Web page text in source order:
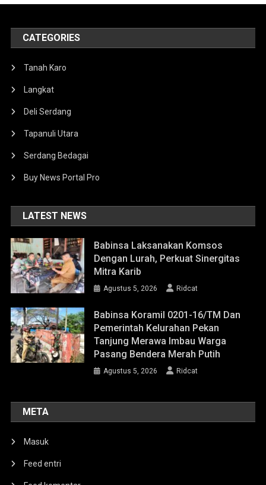
CATEGORIES
Tanah Karo
Langkat
Deli Serdang
Tapanuli Utara
Serdang Bedagai
Buy News Portal Pro
LATEST NEWS
Babinsa Laksanakan Komsos
Dengan Lurah, Perkuat Sinergitas
Mitra Karib
Agustus 5, 2026 Ridcat
Babinsa Koramil 0201-16/TM Dan
Pemerintah Kelurahan Pekan
Tanjung Merawa Imbau Warga
Pasang Bendera Merah Putih
Agustus 5, 2026 Ridcat
META
Masuk
Feed entri